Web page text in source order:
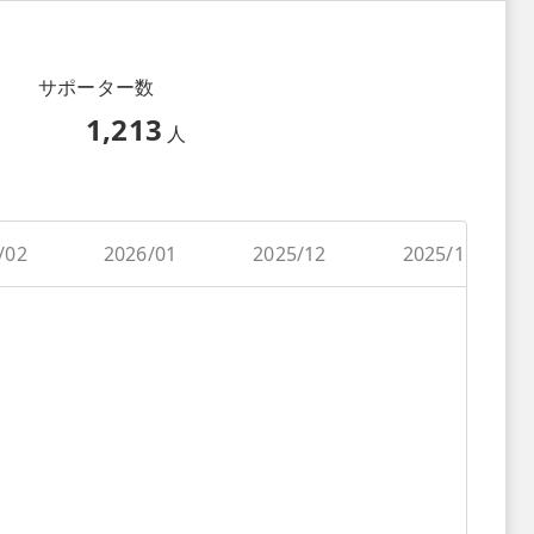
サポーター数
1,213 人
02 2026/01 2025/12 2025/11